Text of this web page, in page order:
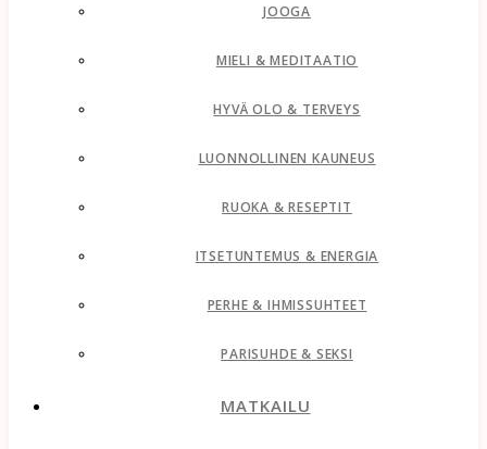
JOOGA
MIELI & MEDITAATIO
HYVÄ OLO & TERVEYS
LUONNOLLINEN KAUNEUS
RUOKA & RESEPTIT
ITSETUNTEMUS & ENERGIA
PERHE & IHMISSUHTEET
PARISUHDE & SEKSI
MATKAILU